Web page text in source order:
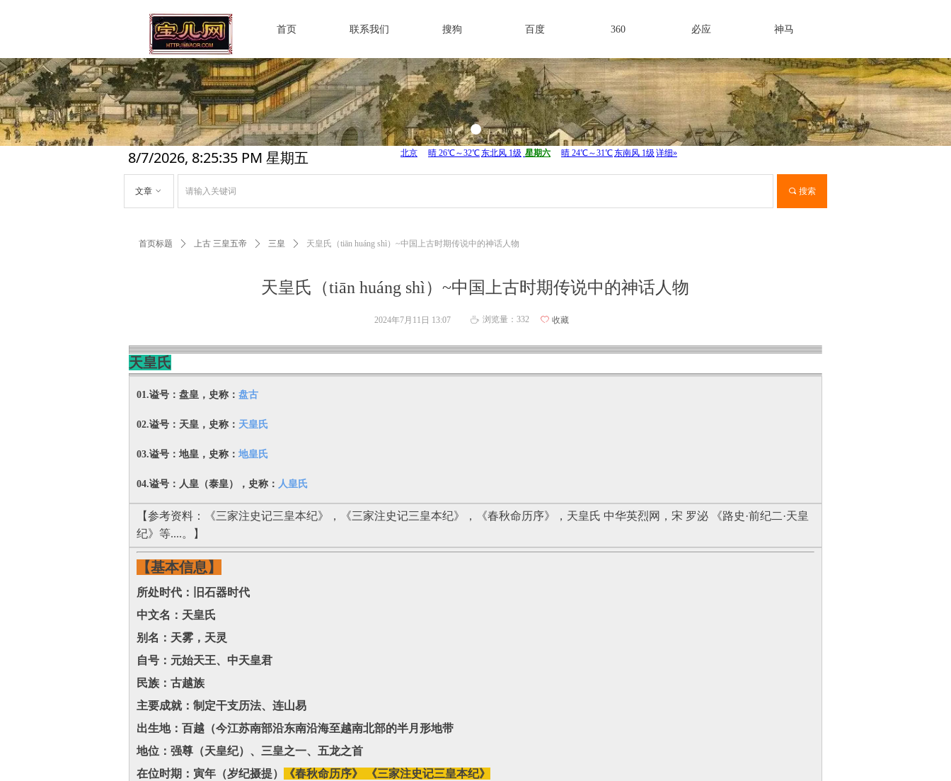
首页 联系我们 搜狗 百度 360 必应 神马
8/7/2026, 8:25:36 PM 星期五
끠 搜索
文章 ꀁ
天皇氏
01.谥号：盘皇，史称： 盘古
02.谥号：天皇，史称： 天皇氏
03.谥号：地皇，史称： 地皇氏
04.谥号：人皇（泰皇），史称： 人皇氏
【参考资料：《三家注史记三皇本纪》，《三家注史记三皇本纪》，《春秋命历序》，天皇氏 中华英烈网，宋 罗泌 《路史·前纪二·天皇
纪》等....。】
【基本信息】
所处时代：旧石器时代
中文名：天皇氏
别名：天雾，天灵
自号：元始天王、中天皇君
民族：古越族
主要成就：制定干支历法、连山易
出生地：百越（今江苏南部沿东南沿海至越南北部的半月形地带
地位：强尊（天皇纪）、三皇之一、五龙之首
在位时期：寅年（岁纪摄提）
《春秋命历序》 《三家注史记三皇本纪》
天皇氏（tiān huáng shì）~中国上古时期传说中的神话人物
2024年7月11日 13:07 ꄘ 浏览量： 332 ꄀ 收藏
首页标题 ꄲ 上古 三皇五帝 ꄲ 三皇 ꄲ 天皇氏（tiān huáng shì）~中国上古时期传说中的神话人物